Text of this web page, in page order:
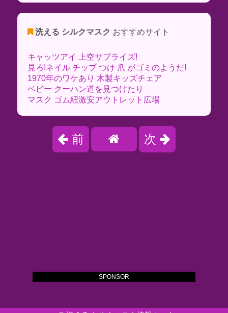
洗える シルクマスク おすすめサイト
キャッツアイ 上空サプライズ!
見ろ!ネイル チップ つけ 爪 がゴミのようだ!
1970年のワケあり 木製キッズチェア
ベビー クーハン道を見つけたり
マスク ゴム紐激安アウトレット広場
前 次
SPONSOR